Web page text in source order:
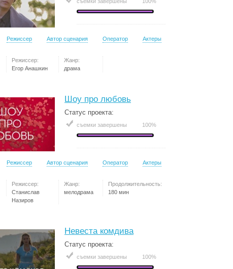
Режиссер Автор сценария Оператор Актеры
Режиссер:
Егор Анашкин
Жанр:
драма
Шоу про любовь
Статус проекта:
съемки завершены 100%
Режиссер Автор сценария Оператор Актеры
Режиссер:
Станислав
Назиров
Жанр:
мелодрама
Продолжительность:
180 мин
Невеста комдива
Статус проекта:
съемки завершены 100%